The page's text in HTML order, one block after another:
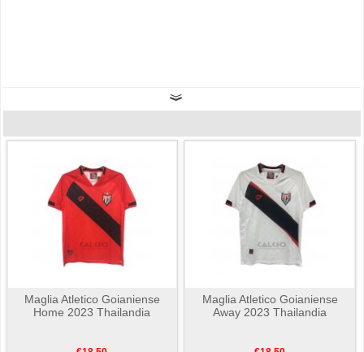
Maglia Atletico Goianiense
Home 2023 Thailandia
Maglia Atletico Goianiense
Away 2023 Thailandia